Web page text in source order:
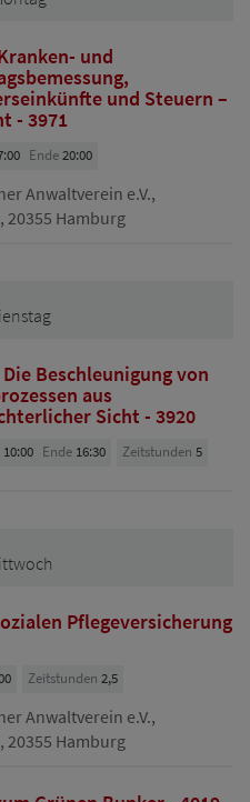
und
und Steuern –
- 3971
Ende20:00
Anwaltverein e.V.,
20355 Hamburg
Beschleunigung von
aus
Sicht - 3920
10:00 Ende 16:30 Zeitstunden 5
Pflegeversicherung
Zeitstunden 2,5
Anwaltverein e.V.,
20355 Hamburg